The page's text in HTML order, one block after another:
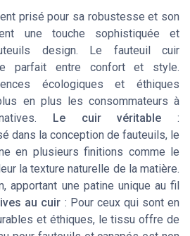
prisé pour sa robustesse et son
une touche sophistiquée et
design. Le fauteuil cuir
parfait entre confort et style.
écologiques et éthiques
en plus les consommateurs à
Le cuir véritable :
dans la conception de fauteuils, le
en plusieurs finitions comme le
la texture naturelle de la matière.
apportant une patine unique au fil
au cuir : Pour ceux qui sont en
et éthiques, le tissu offre de